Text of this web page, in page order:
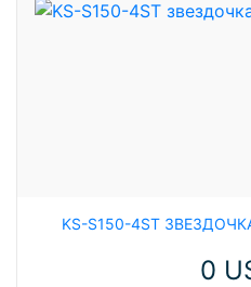
KS-S150-4ST
0